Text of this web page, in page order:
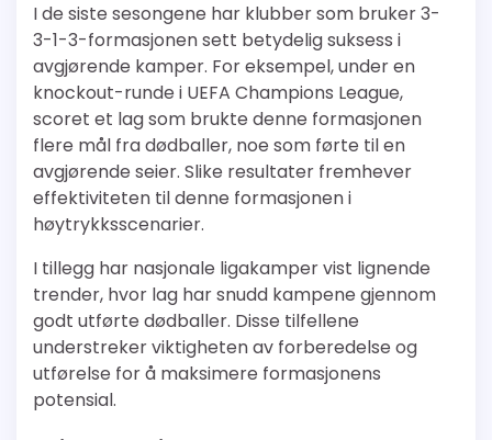
I de siste sesongene har klubber som bruker 3-
3-1-3-formasjonen sett betydelig suksess i
avgjørende kamper. For eksempel, under en
knockout-runde i UEFA Champions League,
scoret et lag som brukte denne formasjonen
flere mål fra dødballer, noe som førte til en
avgjørende seier. Slike resultater fremhever
effektiviteten til denne formasjonen i
høytrykksscenarier.
I tillegg har nasjonale ligakamper vist lignende
trender, hvor lag har snudd kampene gjennom
godt utførte dødballer. Disse tilfellene
understreker viktigheten av forberedelse og
utførelse for å maksimere formasjonens
potensial.